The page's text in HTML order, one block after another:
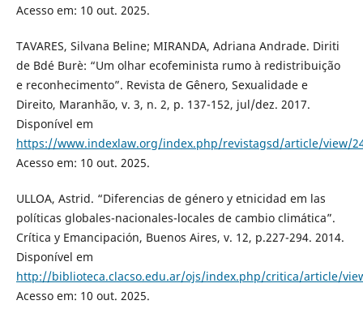
Acesso em: 10 out. 2025.
TAVARES, Silvana Beline; MIRANDA, Adriana Andrade. Diriti
de Bdé Burè: “Um olhar ecofeminista rumo à redistribuição
e reconhecimento”. Revista de Gênero, Sexualidade e
Direito, Maranhão, v. 3, n. 2, p. 137-152, jul/dez. 2017.
Disponível em
https://www.indexlaw.org/index.php/revistagsd/article/view/
Acesso em: 10 out. 2025.
ULLOA, Astrid. “Diferencias de género y etnicidad em las
políticas globales-nacionales-locales de cambio climática”.
Crítica y Emancipación, Buenos Aires, v. 12, p.227-294. 2014.
Disponível em
http://biblioteca.clacso.edu.ar/ojs/index.php/critica/article/
Acesso em: 10 out. 2025.